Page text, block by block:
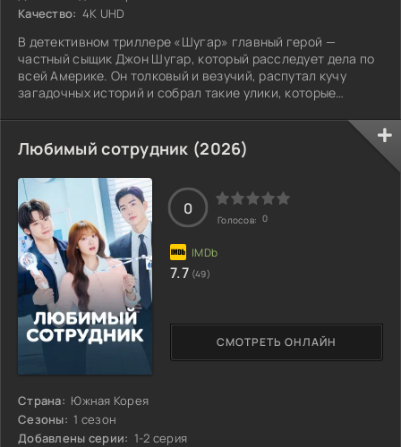
Качество: 4K UHD
В детективном триллере «Шугар» главный герой —
частный сыщик Джон Шугар, который расследует дела по
всей Америке. Он толковый и везучий, распутал кучу
загадочных историй и собрал такие улики, которые
преступника.
Любимый сотрудник (2026)
Страна: Южная Корея
Сезоны: 1 сезон
Добавлены серии: 1-2 серия
СМОТРЕТЬ ОНЛАЙН
0
Голосов: 0
7.7 (49)